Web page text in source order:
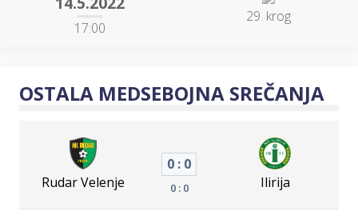
17:00
29. krog
OSTALA MEDSEBOJNA SREČANJA
Rudar Velenje
0 : 0
0 : 0 Ilirija